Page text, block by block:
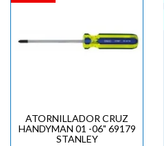
ATORNILLADOR CRUZ
HANDYMAN 01 -06" 69179
STANLEY